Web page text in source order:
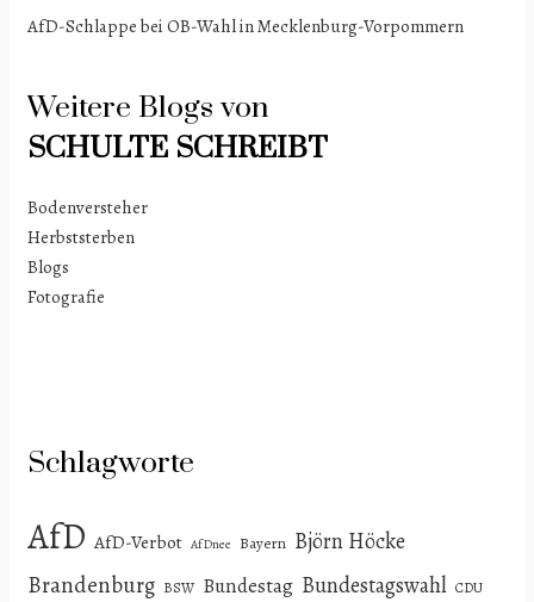
AfD-Schlappe bei OB-Wahl in Mecklenburg-Vorpommern
Weitere Blogs von
SCHULTE SCHREIBT
Bodenversteher
Herbststerben
Blogs
Fotografie
Schlagworte
AfD AfD-Verbot AfDnee Bayern Björn Höcke
Brandenburg BSW Bundestag Bundestagswahl CDU